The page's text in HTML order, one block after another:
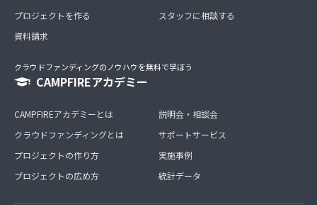
プロジェクトを作る
資料請求
スタッフに相談する
クラウドファンディングのノウハウを無料で学ぼう
CAMPFIREアカデミー
CAMPFIREアカデミーとは
クラウドファンディングとは
プロジェクトの作り方
プロジェクトの広め方
説明会・相談会
サポートサービス
実施事例
統計データ